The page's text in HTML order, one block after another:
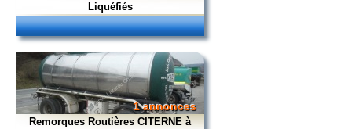
Liquéfiés
1 annonces
Remorques Routières CITERNE à